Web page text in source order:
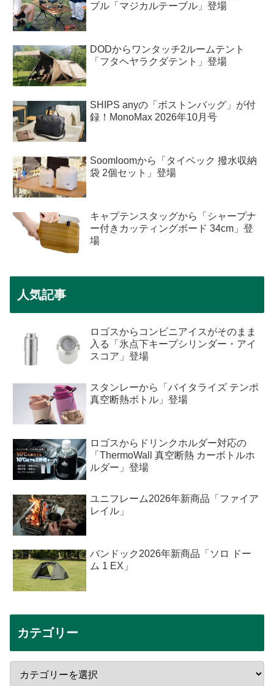
ブル「マジカルテーブル」登場
DODからワンタッチ2ルームテント
「フタヘヤラクダテント」登場
SHIPS anyの「ボストンバッグ」が付
録！MonoMax 2026年10月号
Soomloomから「タイベック 撥水収納
袋 2個セット」登場
キャプテンスタッグから「シャープナ
ー付きカッティングボード 34cm」登
場
人気記事
ロゴスからコンビニアイスがそのまま
入る「氷点下キープシリンダー・アイ
スコア」登場
スタンレーから「バイタライズ テンポ
真空断熱ボトル」登場
ロゴスからドリンクホルダー対応の
「ThermoWall 真空断熱 カーボトルホ
ルダー」登場
ユニフレーム2026年新商品「ファイア
レイル」
バンドック2026年新商品「ソロ ドー
ム 1 EX」
カテゴリー